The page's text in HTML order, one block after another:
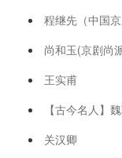
程继先（中国京
尚和玉(京剧尚
王实甫
【古今名人】
关汉卿